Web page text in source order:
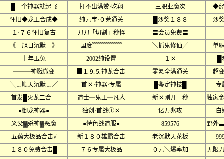
█一个神器就起飞
打不出满赞·吃翔 三职业魔次
◆
怀旧◆龙王合成◆
纯元宝·０茺通关 █沙奖１８８
沙
１·７６怀旧复古
刀刀「切割」秒怪
〓会员免费〓
《 旭日沉默 》
国度﹌﹌﹌﹌﹌ ╲抓鬼修仙╱
单
十年玉兔
2002纯设置 １区
━━━神戮微变
▊⒈⒐⒌神龙合击 零氪全满通关
超
╲﹍顺天沉默﹍╱
首区·神器·专属 █鉴定神技█
专
首发█火龙二合一
道士━鬼王━凡人 新区刚开一秒
独家
●御龙神器●
独创·首战①区 亿万兆攻
白
义父▓杀神▓恶魔
●特色战道服● 859576
野外
五蕴大极品合击√
新１８０雄霸合击 老沉默天花板
１８０免费合击█
７６专属大极品 ０元＼爆率加
无限